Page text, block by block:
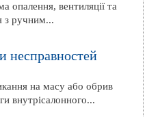
опалення, вентиляції та
з ручним...
несправностей
на масу або обрив
внутрісалонного...